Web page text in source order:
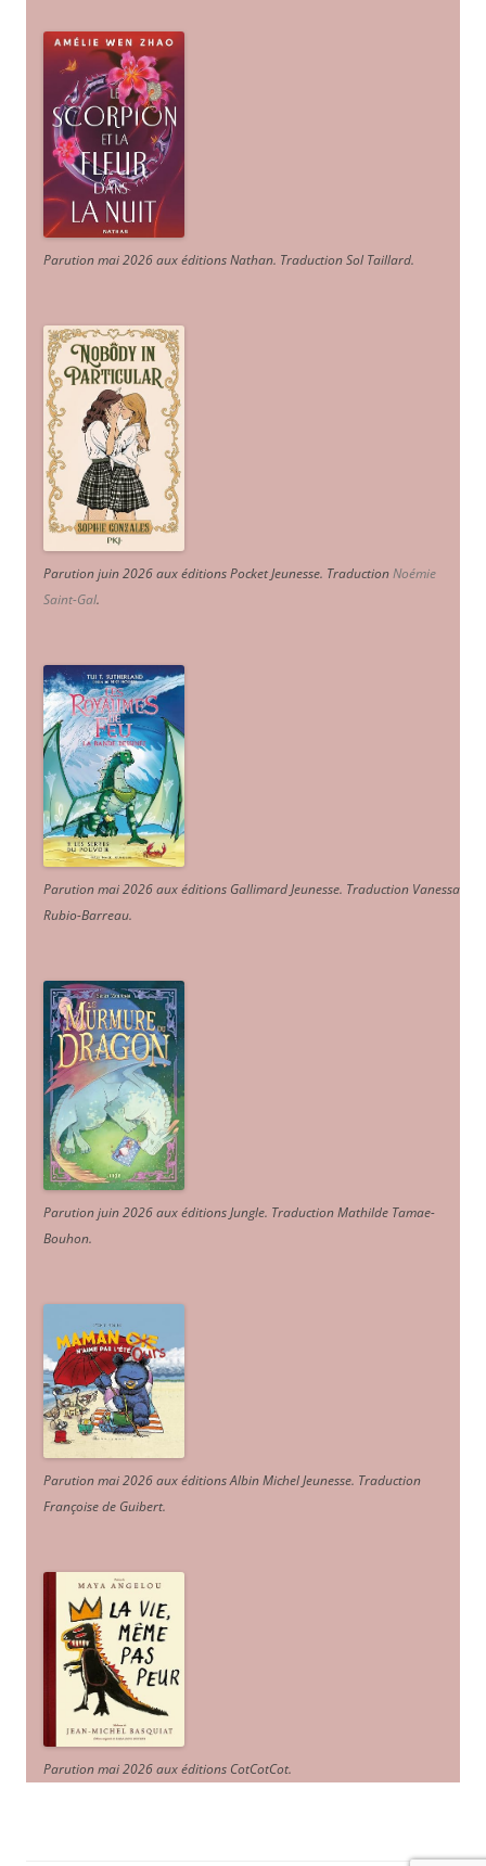
Parution mai 2026 aux éditions Nathan. Traduction Sol Taillard.
Parution juin 2026 aux éditions Pocket Jeunesse. TraductionNoémie
Saint-Gal.
Parution mai 2026 aux éditions Gallimard Jeunesse. Traduction Vanessa
Rubio-Barreau.
Parution juin 2026 aux éditions Jungle. Traduction Mathilde Tamae-
Bouhon.
Parution mai 2026 aux éditions Albin Michel Jeunesse. Traduction
Françoise de Guibert.
Parution mai 2026 aux éditions CotCotCot.